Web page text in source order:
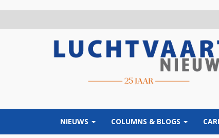
NIEUWS COLUMNS & BLOGS